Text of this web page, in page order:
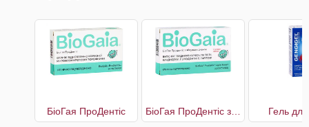
БіоГая ПроДентіс Гель